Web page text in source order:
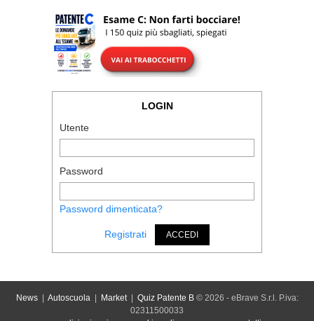
LOGIN
Utente
Password
Password dimenticata?
Registrati ACCEDI
News| Autoscuola| Market| Quiz Patente B© 2026 - eBrave S.r.l. P.iva:
02311500033